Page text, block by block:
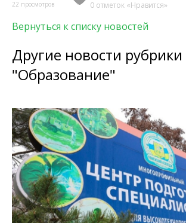
22 просмотров 0 отметок «Нравится»
Вернуться к списку новостей
Другие новости рубрики
"Образование"